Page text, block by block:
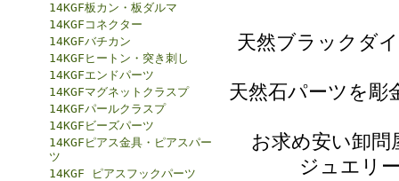
14KGF板カン・板ダルマ
14KGFコネクター
14KGFバチカン
14KGFヒートン・突き刺し
14KGFエンドパーツ
14KGFマグネットクラスプ
14KGFパールクラスプ
14KGFビーズパーツ
14KGFピアス金具・ピアスパー
ツ
14KGF ピアスフックパーツ
天然ブラックダ
天然石パーツを彫
お求め安い卸問
ジュエリ